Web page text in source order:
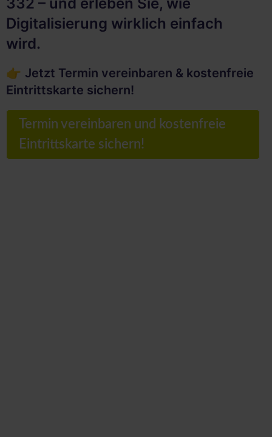
Digitalisierung wirklich einfach
wird.
👉 Jetzt Termin vereinbaren & kostenfreie
Eintrittskarte sichern!
Termin vereinbaren und kostenfreie
Eintrittskarte sichern!